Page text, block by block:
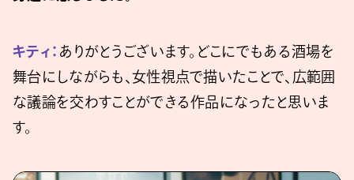
キティ： ありがとうございます。どこにでもある酒場を
舞台にしながらも、女性視点で描いたことで、広範囲
な議論を交わすことができる作品になったと思いま
す。